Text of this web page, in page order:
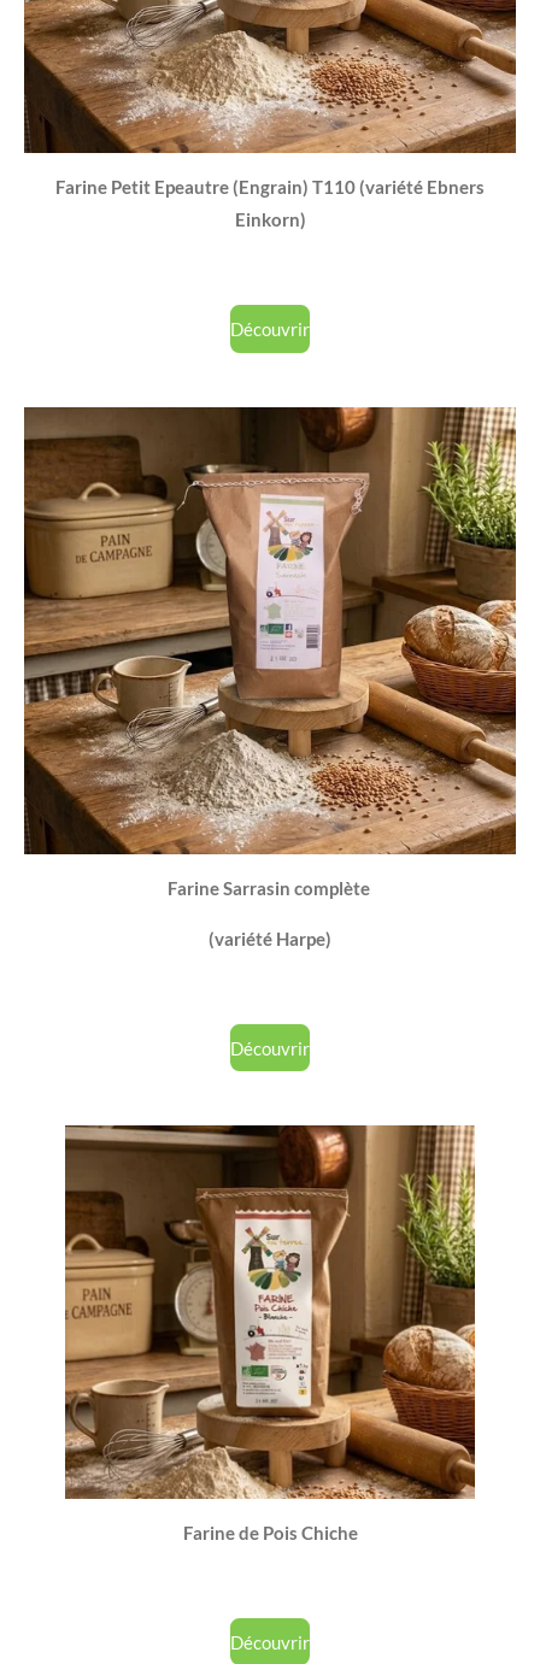
Farine Petit Epeautre (Engrain) T110 (variété Ebners
Einkorn)
Découvrir
Farine Sarrasin complète
(variété Harpe)
Découvrir
Farine de Pois Chiche
Découvrir